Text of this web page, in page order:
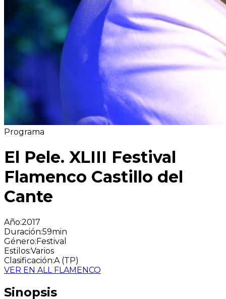
Programa
El Pele. XLIII Festival
Flamenco Castillo del
Cante
Año:2017
Duración:59min
Género:Festival
Estilos:Varios
Clasificación:A (TP)
VER EN ALL FLAMENCO
Sinopsis